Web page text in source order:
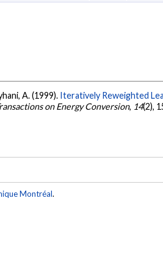
A. (1999). Iteratively Reweighted
on Energy Conversion, 14(2),
Montréal.